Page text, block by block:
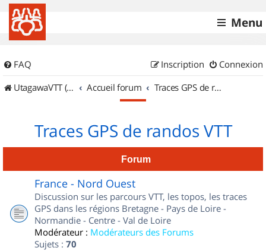
Menu
FAQ Connexion
Inscription
UtagawaVTT (Randos VTT et VTTAE avec traces GPS)
Accueil forum Traces GPS de randos VTT
Traces GPS de randos VTT
Forum
France - Nord Ouest
Discussion sur les parcours VTT, les topos, les traces
GPS dans les régions Bretagne - Pays de Loire -
Normandie - Centre - Val de Loire
Modérateur : Modérateurs des Forums
Sujets : 70